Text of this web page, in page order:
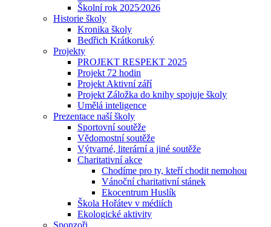
Školní rok 2025⁄2026
Historie školy
Kronika školy
Bedřich Krátkoruký
Projekty
PROJEKT RESPEKT 2025
Projekt 72 hodin
Projekt Aktivní září
Projekt Záložka do knihy spojuje školy
Umělá inteligence
Prezentace naší školy
Sportovní soutěže
Vědomostní soutěže
Výtvarné, literární a jiné soutěže
Charitativní akce
Chodíme pro ty, kteří chodit nemohou
Vánoční charitativní stánek
Ekocentrum Huslík
Škola Hořátev v médiích
Ekologické aktivity
Sponzoři